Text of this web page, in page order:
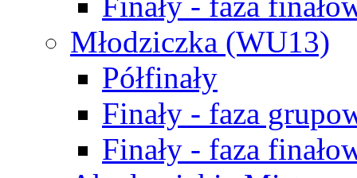
Młodziczka (WU13)
Półfinały
Finały - faza
Finały - faza